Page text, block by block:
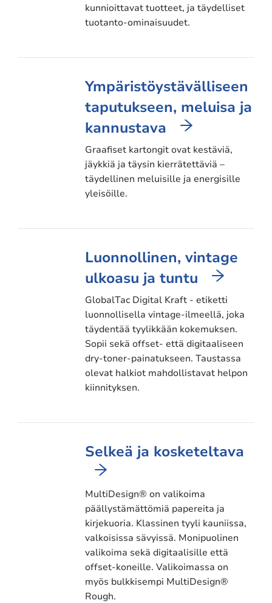
kunnioittavat tuotteet, ja täydelliset
tuotanto-ominaisuudet.
Ympäristöystävälliseen
taputukseen, meluisa ja
kannustava
Graafiset kartongit ovat kestäviä,
jäykkiä ja täysin kierrätettäviä –
täydellinen meluisille ja energisille
yleisöille.
Luonnollinen, vintage
ulkoasu ja tuntu
GlobalTac Digital Kraft - etiketti
luonnollisella vintage-ilmeellä, joka
täydentää tyylikkään kokemuksen.
Sopii sekä offset- että digitaaliseen
dry-toner-painatukseen. Taustassa
olevat halkiot mahdollistavat helpon
kiinnityksen.
Selkeä ja kosketeltava
MultiDesign® on valikoima
päällystämättömiä papereita ja
kirjekuoria. Klassinen tyyli kauniissa,
valkoisissa sävyissä. Monipuolinen
valikoima sekä digitaalisille että
offset-koneille. Valikoimassa on
myös bulkkisempi MultiDesign®
Rough.